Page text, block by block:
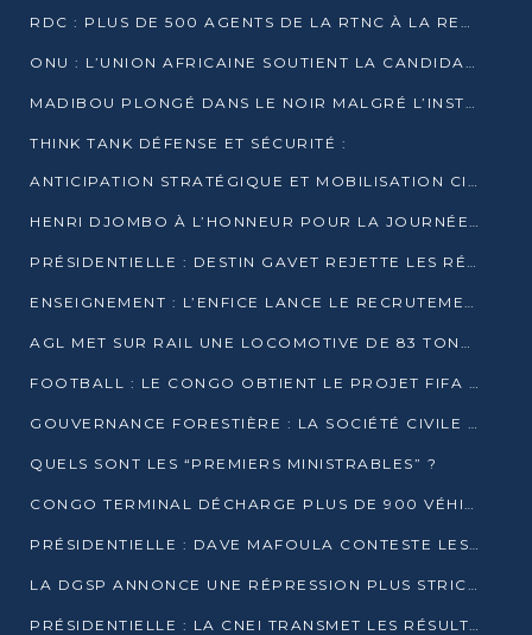
RDC : PLUS DE 500 AGENTS DE LA RTNC À LA RETRAITE, UNE PAGE SE TOURNE
ONU : L’UNION AFRICAINE SOUTIENT LA CANDIDATURE DE MACKY SALL
MADIBOU PLONGÉ DANS LE NOIR MALGRÉ L’INSTALLATION D’UN NOUVEAU TRANSFORMATEUR
THINK TANK DÉFENSE ET SÉCURITÉ :
ANTICIPATION STRATÉGIQUE ET MOBILISATION CITOYENNE POUR NOTRE SOUVERAINETÉ NATIONALE
HENRI DJOMBO À L’HONNEUR POUR LA JOURNÉE MONDIALE DU THÉÂTRE
PRÉSIDENTIELLE : DESTIN GAVET REJETTE LES RÉSULTATS ET APPELLE À UN DIALOGUE NATIONAL
ENSEIGNEMENT : L’ENFICE LANCE LE RECRUTEMENT DE SA PREMIÈRE PROMOTION DE PROFESSEURS DES ÉCOLES
AGL MET SUR RAIL UNE LOCOMOTIVE DE 83 TONNES À POINTE-NOIRE
FOOTBALL : LE CONGO OBTIENT LE PROJET FIFA ARENA POUR SES 15 DÉPARTEMENTS
GOUVERNANCE FORESTIÈRE : LA SOCIÉTÉ CIVILE CONGOLAISE AFFICHE SES PRIORITÉS POUR 2026
QUELS SONT LES “PREMIERS MINISTRABLES” ?
CONGO TERMINAL DÉCHARGE PLUS DE 900 VÉHICULES EN QUELQUES HEURES
PRÉSIDENTIELLE : DAVE MAFOULA CONTESTE LES RÉSULTATS PROVISOIRES
LA DGSP ANNONCE UNE RÉPRESSION PLUS STRICTE CONTRE LES MOTO-TAXIS
PRÉSIDENTIELLE : LA CNEI TRANSMET LES RÉSULTATS PROVISOIRES À LA COUR CONSTITUTIONNELLE